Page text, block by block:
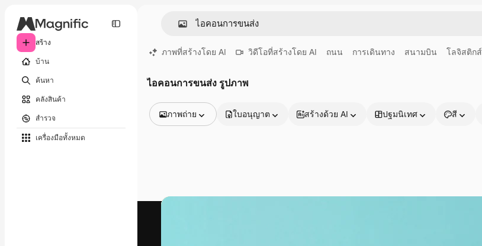
สร้าง
บ้าน
ค้นหา
คลังสินค้า
สำรวจ
เครื่องมือทั้งหมด
ภาพที่สร้างโดย AI วิดีโอที่สร้างโดย AI ถนน การเดินทาง สนามบิน โลจิสติกส์
ไอคอนการขนส่ง รูปภาพ
ภาพถ่าย
วิดีโอ
ใบอนุญาต สร้างด้วย AI ปฐมนิเทศ สี